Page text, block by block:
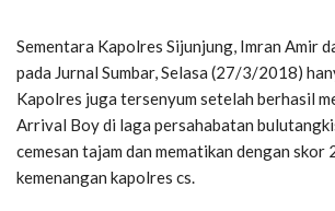
Sementara Kapolres Sijunjung, Imran Amir
pada Jurnal Sumbar, Selasa (27/3/2018)
Kapolres juga tersenyum setelah berhasil
Arrival Boy di laga persahabatan
cemesan tajam dan mematikan dengan skor
kemenangan kapolres cs.